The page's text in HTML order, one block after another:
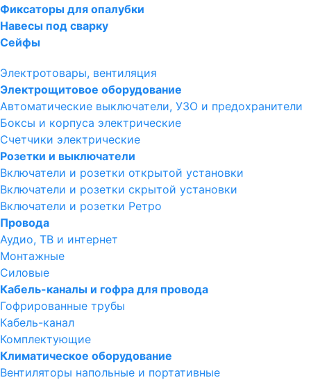
Фиксаторы для опалубки
Навесы под сварку
Сейфы
Электротовары, вентиляция
Электрощитовое оборудование
Автоматические выключатели, УЗО и предохранители
Боксы и корпуса электрические
Счетчики электрические
Розетки и выключатели
Включатели и розетки открытой установки
Включатели и розетки скрытой установки
Включатели и розетки Ретро
Провода
Аудио, ТВ и интернет
Монтажные
Силовые
Кабель-каналы и гофра для провода
Гофрированные трубы
Кабель-канал
Комплектующие
Климатическое оборудование
Вентиляторы напольные и портативные